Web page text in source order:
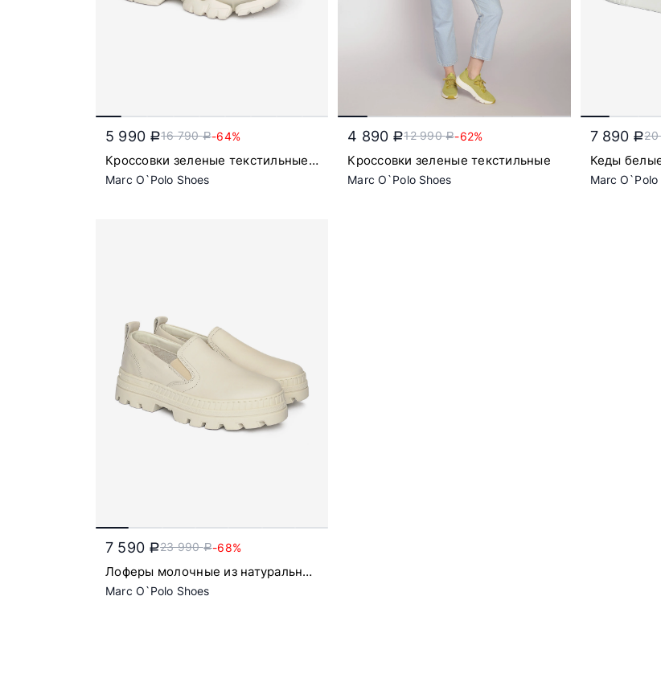
5 990 a16 790a-64%
Кроссовки зеленые текстильные
на скульптурной подошве
Marc O`Polo Shoes
4 890 a12 990a-62%
Кроссовки зеленые текстильные
Marc O`Polo Shoes
7 890 a
Кеды
платформе
Marc O`Polo
7 590 a23 990a-68%
Лоферы молочные из натуральной
кожи
Marc O`Polo Shoes